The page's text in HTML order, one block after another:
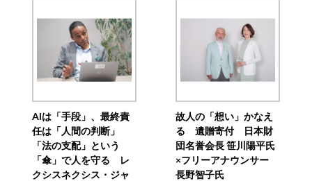
AIは「手段」、最終責
任は「人間の判断」
「法の支配」という
「傘」で人を守る レ
クシスネクシス・ジャ
故人の「想い」かなえ
る 遺贈寄付 日本財
団名誉会長 笹川陽平氏
×フリーアナウンサー
長野智子氏